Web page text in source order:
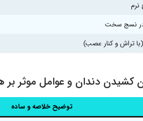
در نسج سخت
تراش و کنار عصب)
کشیدن دندان و عوامل موثر بر
توضیح خلاصه و ساده